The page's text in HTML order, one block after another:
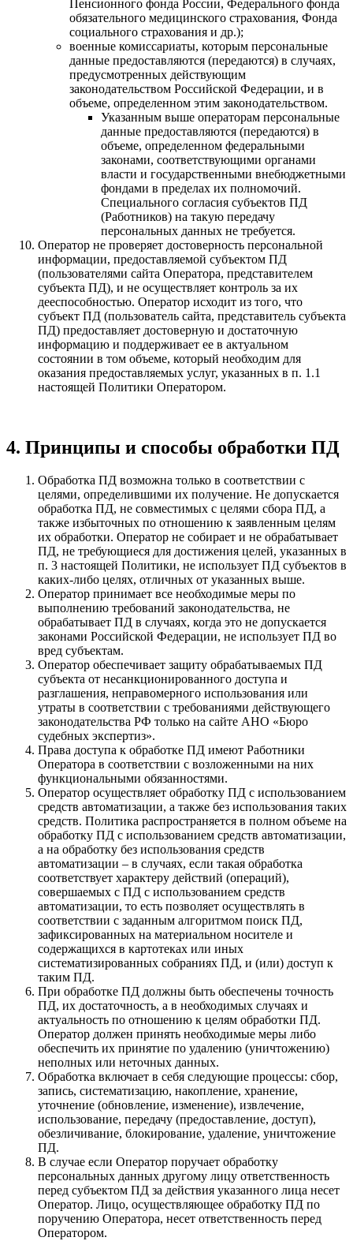
Пенсионного фонда России, Федерального фонда
обязательного медицинского страхования, Фонда
социального страхования и др.);
военные комиссариаты, которым персональные
данные предоставляются (передаются) в случаях,
предусмотренных действующим
законодательством Российской Федерации, и в
объеме, определенном этим законодательством.
Указанным выше операторам персональные
данные предоставляются (передаются) в
объеме, определенном федеральными
законами, соответствующими органами
власти и государственными внебюджетными
фондами в пределах их полномочий.
Специального согласия субъектов ПД
(Работников) на такую передачу
персональных данных не требуется.
Оператор не проверяет достоверность персональной
информации, предоставляемой субъектом ПД
(пользователями сайта Оператора, представителем
субъекта ПД), и не осуществляет контроль за их
дееспособностью. Оператор исходит из того, что
субъект ПД (пользователь сайта, представитель субъекта
ПД) предоставляет достоверную и достаточную
информацию и поддерживает ее в актуальном
состоянии в том объеме, который необходим для
оказания предоставляемых услуг, указанных в п. 1.1
настоящей Политики Оператором.
4. Принципы и способы обработки ПД
Обработка ПД возможна только в соответствии с
целями, определившими их получение. Не допускается
обработка ПД, не совместимых с целями сбора ПД, а
также избыточных по отношению к заявленным целям
их обработки. Оператор не собирает и не обрабатывает
ПД, не требующиеся для достижения целей, указанных в
п. 3 настоящей Политики, не использует ПД субъектов в
каких-либо целях, отличных от указанных выше.
Оператор принимает все необходимые меры по
выполнению требований законодательства, не
обрабатывает ПД в случаях, когда это не допускается
законами Российской Федерации, не использует ПД во
вред субъектам.
Оператор обеспечивает защиту обрабатываемых ПД
субъекта от несанкционированного доступа и
разглашения, неправомерного использования или
утраты в соответствии с требованиями действующего
законодательства РФ только на сайте АНО «Бюро
судебных экспертиз».
Права доступа к обработке ПД имеют Работники
Оператора в соответствии с возложенными на них
функциональными обязанностями.
Оператор осуществляет обработку ПД с использованием
средств автоматизации, а также без использования таких
средств. Политика распространяется в полном объеме на
обработку ПД с использованием средств автоматизации,
а на обработку без использования средств
автоматизации – в случаях, если такая обработка
соответствует характеру действий (операций),
совершаемых с ПД с использованием средств
автоматизации, то есть позволяет осуществлять в
соответствии с заданным алгоритмом поиск ПД,
зафиксированных на материальном носителе и
содержащихся в картотеках или иных
систематизированных собраниях ПД, и (или) доступ к
таким ПД.
При обработке ПД должны быть обеспечены точность
ПД, их достаточность, а в необходимых случаях и
актуальность по отношению к целям обработки ПД.
Оператор должен принять необходимые меры либо
обеспечить их принятие по удалению (уничтожению)
неполных или неточных данных.
Обработка включает в себя следующие процессы: сбор,
запись, систематизацию, накопление, хранение,
уточнение (обновление, изменение), извлечение,
использование, передачу (предоставление, доступ),
обезличивание, блокирование, удаление, уничтожение
ПД.
В случае если Оператор поручает обработку
персональных данных другому лицу ответственность
перед субъектом ПД за действия указанного лица несет
Оператор. Лицо, осуществляющее обработку ПД по
поручению Оператора, несет ответственность перед
Оператором.